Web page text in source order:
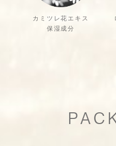
カミツレ花エキス
保湿成分